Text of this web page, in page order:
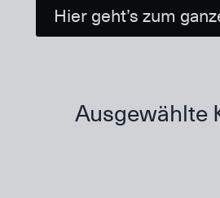
Hier geht’s zum
Ausgewählte